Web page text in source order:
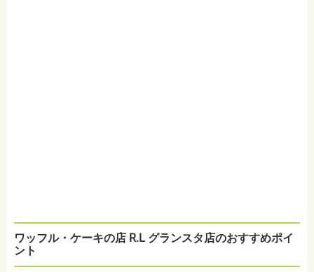
ワッフル・ケーキの店 R.L グランスタ店のおすすめポイ
ント